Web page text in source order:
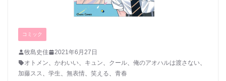
コミック
牧島史佳
2021年6月27日
オトメン
かわいい キュン クール 俺のアオハルは渡さない
加藤スス
学生 無表情 笑える 青春